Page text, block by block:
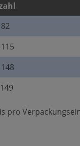
82
115
148
149
pro